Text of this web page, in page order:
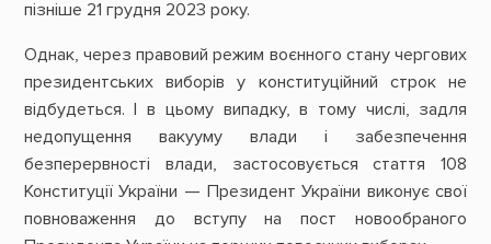
пізніше 21 грудня 2023 року.
Однак, через правовий режим воєнного стану чергових
президентських виборів у конституційний строк не
відбудеться. І в цьому випадку, в тому числі, задля
недопущення вакууму влади і забезпечення
безперервності влади, застосовується стаття 108
Конституції України — Президент України виконує свої
повноваження до вступу на пост новообраного